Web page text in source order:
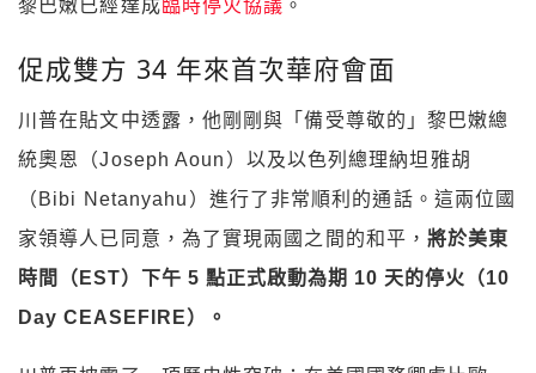
黎巴嫩已經達成臨時停火協議 。
促成雙方 34 年來首次華府會面
川普在貼文中透露，他剛剛與「備受尊敬的」黎巴嫩總
統奧恩（Joseph Aoun）以及以色列總理納坦雅胡
（Bibi Netanyahu）進行了非常順利的通話。這兩位國
家領導人已同意，為了實現兩國之間的和平，將於美東
時間（EST）下午 5 點正式啟動為期 10 天的停火（10
Day CEASEFIRE）。